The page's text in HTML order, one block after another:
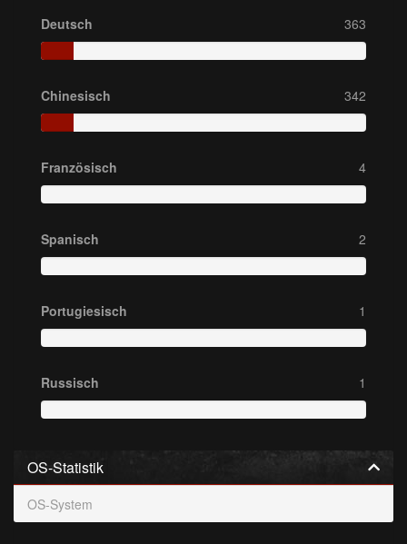
Deutsch 363
Chinesisch 342
Französisch 4
Spanisch 2
Portugiesisch 1
Russisch 1
OS-Statistik
OS-System